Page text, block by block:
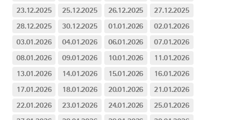
23.12.2025
25.12.2025 26.12.2025
27.12.2025
28.12.2025
30.12.2025 01.01.2026
02.01.2026
03.01.2026
04.01.2026 06.01.2026
07.01.2026
08.01.2026
09.01.2026 10.01.2026
11.01.2026
13.01.2026
14.01.2026 15.01.2026
16.01.2026
17.01.2026
18.01.2026 20.01.2026
21.01.2026
22.01.2026
23.01.2026 24.01.2026
25.01.2026